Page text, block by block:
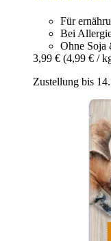
Für
Bei
Ohne Soja
3,99 € (4,99 € /
Zustellung bis